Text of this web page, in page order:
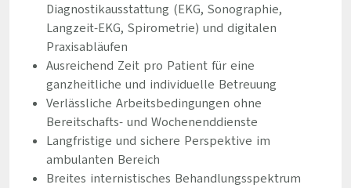
Diagnostikausstattung (EKG, Sonographie,
Langzeit-EKG, Spirometrie) und digitalen
Praxisabläufen
Ausreichend Zeit pro Patient für eine
ganzheitliche und individuelle Betreuung
Verlässliche Arbeitsbedingungen ohne
Bereitschafts- und Wochenenddienste
Langfristige und sichere Perspektive im
ambulanten Bereich
Breites internistisches Behandlungsspektrum